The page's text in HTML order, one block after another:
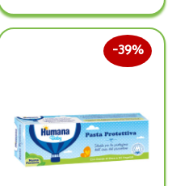
VASO
VASO
150ML alla
wishlist39%